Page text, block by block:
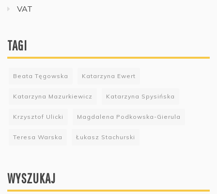
VAT
TAGI
Beata Tęgowska Katarzyna Ewert
Katarzyna Mazurkiewicz Katarzyna Spysińska
Krzysztof Ulicki Magdalena Podkowska-Gierula
Teresa Warska Łukasz Stachurski
WYSZUKAJ